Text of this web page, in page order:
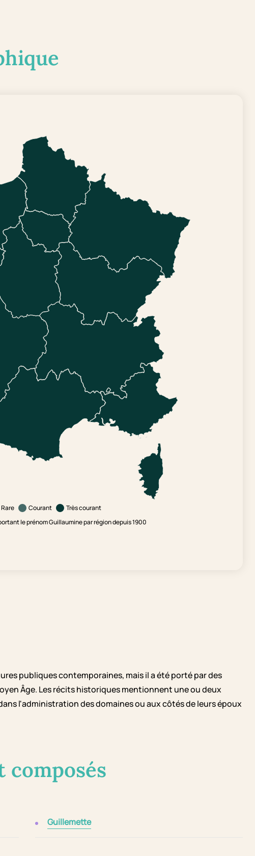
Rare Courant
Très courant
le prénom Guillaumine par région depuis 1900
publiques contemporaines, mais il a été porté par des
Âge. Les récits historiques mentionnent une ou deux
l'administration des domaines ou aux côtés de leurs époux
composés
Guillemette